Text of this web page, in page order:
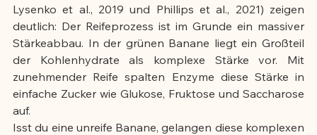
Lysenko et al., 2019 und Phillips et al., 2021) zeigen
deutlich: Der Reifeprozess ist im Grunde ein massiver
Stärkeabbau. In der grünen Banane liegt ein Großteil
der Kohlenhydrate als komplexe Stärke vor. Mit
zunehmender Reife spalten Enzyme diese Stärke in
einfache Zucker wie Glukose, Fruktose und Saccharose
auf.
Isst du eine unreife Banane, gelangen diese komplexen